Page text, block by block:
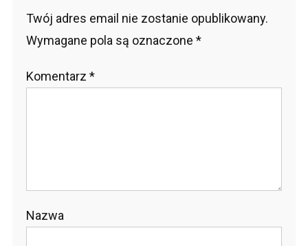
Twój adres email nie zostanie opublikowany.
Wymagane pola są oznaczone *
Komentarz *
Nazwa